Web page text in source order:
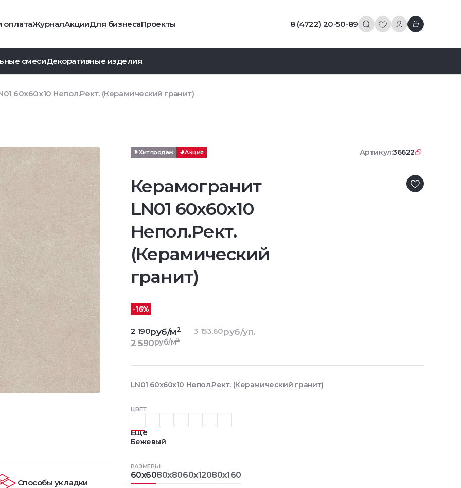
оплатаЖурналАкцииДля бизнесаПроекты 8 (4722) 20-50-89
смесиДекоративные изделия
60x60x10 Непол.Рект. (Керамический гранит)
Хит продаж Акция Артикул:36622
Керамогранит
LN01 60x60x10
Непол.Рект.
(Керамический
гранит)
ЦВЕТ:
Еще
Бежевый
РАЗМЕРЫ:
60x6080x8060x12080x160
-16%
2 190руб/м2
2 590руб/м2
3 153,60руб/уп.
LN01 60x60x10 Непол.Рект. (Керамический гранит)
Способы укладки